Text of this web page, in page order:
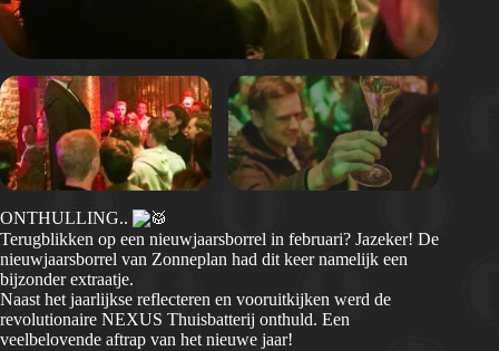
ONTHULLING..
Terugblikken op een nieuwjaarsborrel in februari? Jazeker! De
nieuwjaarsborrel van Zonneplan had dit keer namelijk een
bijzonder extraatje.
Naast het jaarlijkse reflecteren en vooruitkijken werd de
revolutionaire NEXUS Thuisbatterij onthuld. Een
veelbelovende aftrap van het nieuwe jaar!